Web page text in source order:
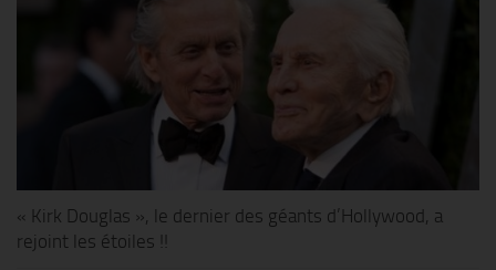
« Kirk Douglas », le dernier des géants d’Hollywood, a
rejoint les étoiles !!